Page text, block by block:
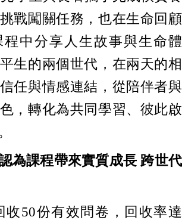
戰闖關任務，也在生命回顧
中分享人生故事與生命體
生的兩個世代，在兩天的相
任與情感連結，從陪伴者與
，轉化為共同學習、彼此啟
為課程帶來實質成長 跨世代
50份有效問卷，回收率達